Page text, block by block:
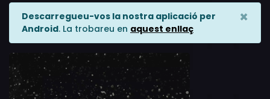
Descarregueu-vos la nostra aplicació per
Android. La trobareu en aquest enllaç
×